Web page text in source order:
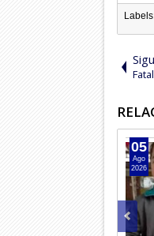
03
Ago
2026